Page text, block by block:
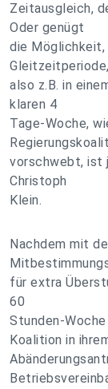
Zeitausgleich,
Oder genügt
die Möglichkeit,
Gleitzeitperiode,
also z.B. in
klaren 4
Tage-Woche,
vorschwebt, ist
Christoph
Klein.
Nachdem mit
für extra
60
Stunden-
Koalition in